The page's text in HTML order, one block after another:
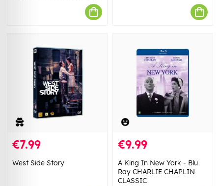
€7.99
West Side Story
€9.99
A King In New York - Blu
Ray CHARLIE CHAPLIN
CLASSIC